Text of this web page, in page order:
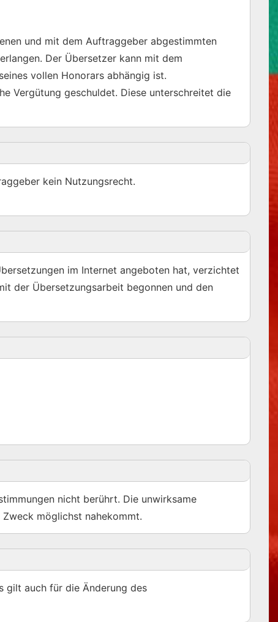
und mit dem Auftraggeber abgestimmten
Der Übersetzer kann mit dem
vollen Honorars abhängig ist.
Vergütung geschuldet. Diese unterschreitet die
kein Nutzungsrecht.
im Internet angeboten hat, verzichtet
der Übersetzungsarbeit begonnen und den
nicht berührt. Die unwirksame
möglichst nahekommt.
gilt auch für die Änderung des